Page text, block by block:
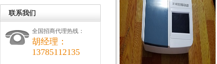
联系我们
全国招商代理热线：
胡经理：
13785112135